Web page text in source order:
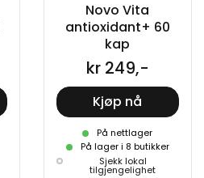
Novo Vita
antioxidant+ 60
kap
kr 249,-
Kjøp nå
På nettlager
På lager i 8 butikker
Sjekk lokal
tilgjengelighet